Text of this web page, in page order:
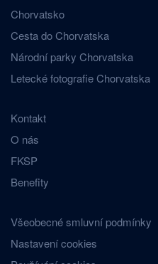
Chorvatsko
Cesta do Chorvatska
Národní parky Chorvatska
Letecké fotografie Chorvatska
Kontakt
O nás
FKSP
Benefity
Všeobecné smluvní podmínky
Nastavení cookies